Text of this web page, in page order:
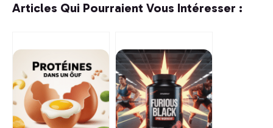
Articles Qui Pourraient Vous Intéresser :